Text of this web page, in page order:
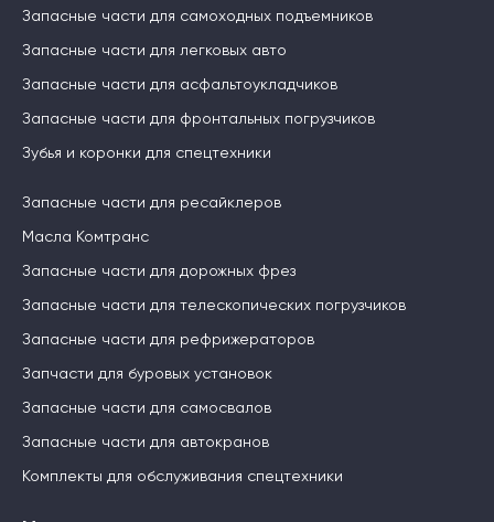
Запасные части для самоходных подъемников
Запасные части для легковых авто
Запасные части для асфальтоукладчиков
Запасные части для фронтальных погрузчиков
Зубья и коронки для спецтехники
Запасные части для ресайклеров
Масла Комтранс
Запасные части для дорожных фрез
Запасные части для телескопических погрузчиков
Запасные части для рефрижераторов
Запчасти для буровых установок
Запасные части для самосвалов
Запасные части для автокранов
Комплекты для обслуживания спецтехники